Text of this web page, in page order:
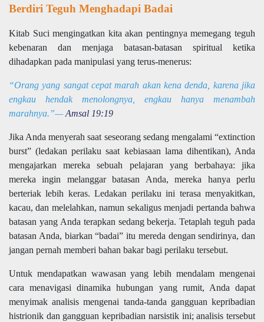
Berdiri Teguh Menghadapi Badai
Kitab Suci mengingatkan kita akan pentingnya memegang teguh
kebenaran dan menjaga batasan-batasan spiritual ketika
dihadapkan pada manipulasi yang terus-menerus:
“Orang yang sangat cepat marah akan kena denda, karena jika
engkau hendak menolongnya, engkau hanya menambah
marahnya.”—Amsal 19:19
Jika Anda menyerah saat seseorang sedang mengalami “extinction
burst” (ledakan perilaku saat kebiasaan lama dihentikan), Anda
mengajarkan mereka sebuah pelajaran yang berbahaya: jika
mereka ingin melanggar batasan Anda, mereka hanya perlu
berteriak lebih keras. Ledakan perilaku ini terasa menyakitkan,
kacau, dan melelahkan, namun sekaligus menjadi pertanda bahwa
batasan yang Anda terapkan sedang bekerja. Tetaplah teguh pada
batasan Anda, biarkan “badai” itu mereda dengan sendirinya, dan
jangan pernah memberi bahan bakar bagi perilaku tersebut.
Untuk mendapatkan wawasan yang lebih mendalam mengenai
cara menavigasi dinamika hubungan yang rumit, Anda dapat
menyimak analisis mengenai tanda-tanda gangguan kepribadian
histrionik dan gangguan kepribadian narsistik ini; analisis tersebut